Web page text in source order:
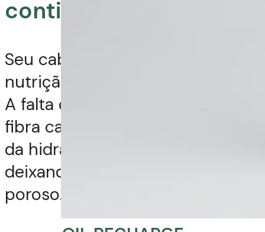
continua ressecado?
Seu cabelo pode precisar de
nutrição, não apenas hidratação.
A falta de lipídios e óleos na
fibra capilar impede que a água
da hidratação seja retida,
deixando-o com aspecto seco e
poroso.